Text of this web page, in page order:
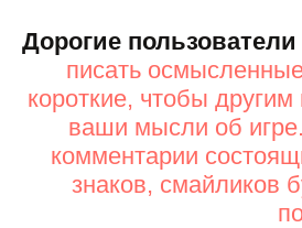
Дорогие пользователи
писать
короткие, чтобы
ваши мысли об
комментарии
знаков, смайликов